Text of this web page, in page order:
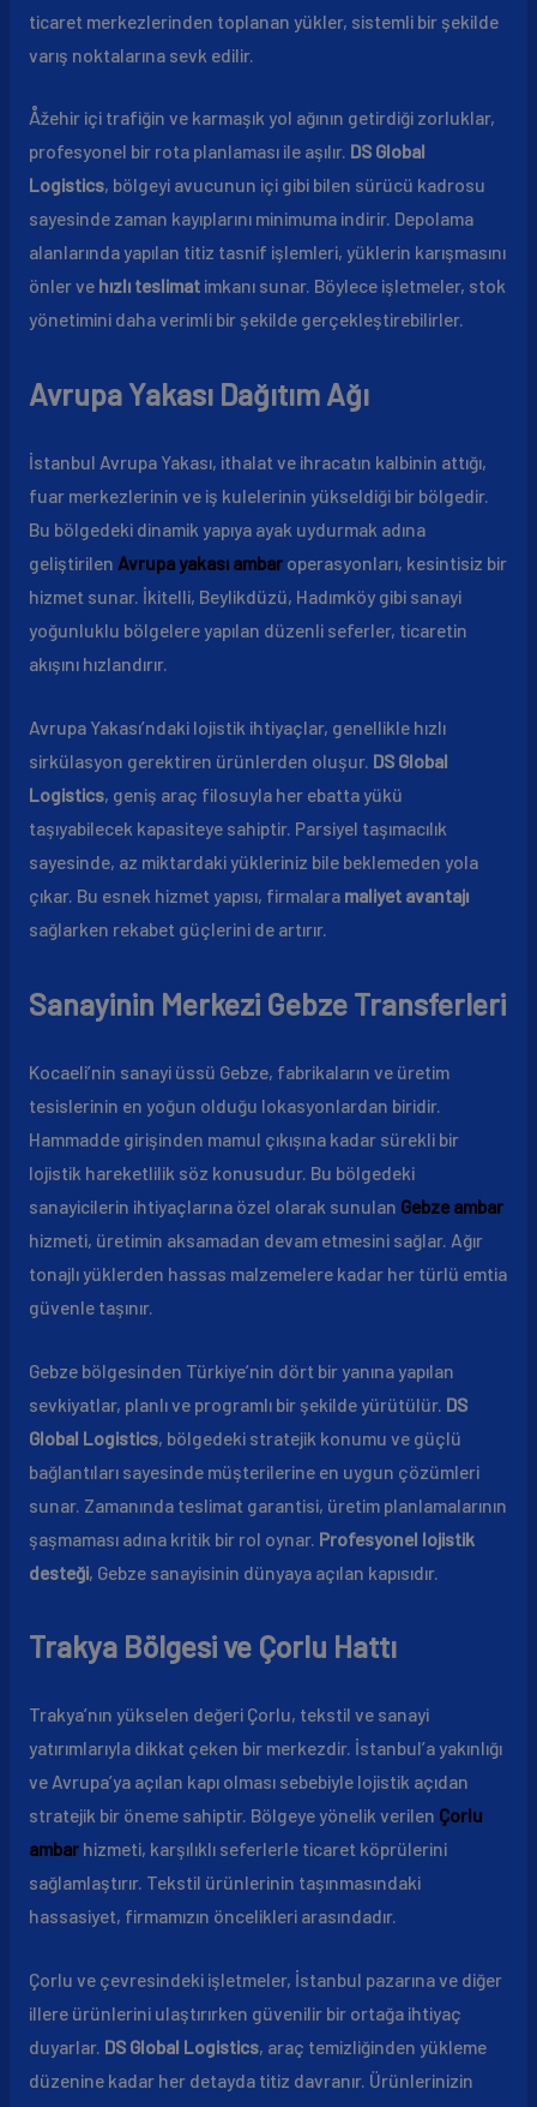
ticaret merkezlerinden toplanan yükler, sistemli bir şekilde
varış noktalarına sevk edilir.
Åžehir içi trafiğin ve karmaşık yol ağının getirdiği zorluklar,
profesyonel bir rota planlaması ile aşılır. DS Global
Logistics, bölgeyi avucunun içi gibi bilen sürücü kadrosu
sayesinde zaman kayıplarını minimuma indirir. Depolama
alanlarında yapılan titiz tasnif işlemleri, yüklerin karışmasını
önler ve hızlı teslimatimkanı sunar. Böylece işletmeler, stok
yönetimini daha verimli bir şekilde gerçekleştirebilirler.
Avrupa Yakası Dağıtım Ağı
İstanbul Avrupa Yakası, ithalat ve ihracatın kalbinin attığı,
fuar merkezlerinin ve iş kulelerinin yükseldiği bir bölgedir.
Bu bölgedeki dinamik yapıya ayak uydurmak adına
geliştirilen Avrupa yakası ambaroperasyonları, kesintisiz bir
hizmet sunar. İkitelli, Beylikdüzü, Hadımköy gibi sanayi
yoğunluklu bölgelere yapılan düzenli seferler, ticaretin
akışını hızlandırır.
Avrupa Yakası’ndaki lojistik ihtiyaçlar, genellikle hızlı
sirkülasyon gerektiren ürünlerden oluşur. DS Global
Logistics, geniş araç filosuyla her ebatta yükü
taşıyabilecek kapasiteye sahiptir. Parsiyel taşımacılık
sayesinde, az miktardaki yükleriniz bile beklemeden yola
çıkar. Bu esnek hizmet yapısı, firmalara maliyet avantajı
sağlarken rekabet güçlerini de artırır.
Sanayinin Merkezi Gebze Transferleri
Kocaeli’nin sanayi üssü Gebze, fabrikaların ve üretim
tesislerinin en yoğun olduğu lokasyonlardan biridir.
Hammadde girişinden mamul çıkışına kadar sürekli bir
lojistik hareketlilik söz konusudur. Bu bölgedeki
sanayicilerin ihtiyaçlarına özel olarak sunulan Gebze ambar
hizmeti, üretimin aksamadan devam etmesini sağlar. Ağır
tonajlı yüklerden hassas malzemelere kadar her türlü emtia
güvenle taşınır.
Gebze bölgesinden Türkiye’nin dört bir yanına yapılan
sevkiyatlar, planlı ve programlı bir şekilde yürütülür. DS
Global Logistics, bölgedeki stratejik konumu ve güçlü
bağlantıları sayesinde müşterilerine en uygun çözümleri
sunar. Zamanında teslimat garantisi, üretim planlamalarının
şaşmaması adına kritik bir rol oynar. Profesyonel lojistik
desteği, Gebze sanayisinin dünyaya açılan kapısıdır.
Trakya Bölgesi ve Çorlu Hattı
Trakya’nın yükselen değeri Çorlu, tekstil ve sanayi
yatırımlarıyla dikkat çeken bir merkezdir. İstanbul’a yakınlığı
ve Avrupa’ya açılan kapı olması sebebiyle lojistik açıdan
stratejik bir öneme sahiptir. Bölgeye yönelik verilen Çorlu
ambarhizmeti, karşılıklı seferlerle ticaret köprülerini
sağlamlaştırır. Tekstil ürünlerinin taşınmasındaki
hassasiyet, firmamızın öncelikleri arasındadır.
Çorlu ve çevresindeki işletmeler, İstanbul pazarına ve diğer
illere ürünlerini ulaştırırken güvenilir bir ortağa ihtiyaç
duyarlar. DS Global Logistics, araç temizliğinden yükleme
düzenine kadar her detayda titiz davranır. Ürünlerinizin